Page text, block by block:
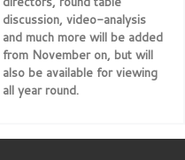
discussion, video-analysis
and much more will be added
from November on, but will
also be available for viewing
all year round.